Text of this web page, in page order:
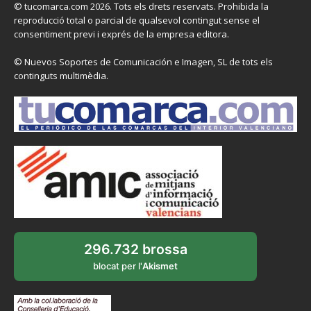
© tucomarca.com 2026. Tots els drets reservats. Prohibida la
reproducció total o parcial de qualsevol contingut sense el
consentiment previ i exprés de la empresa editora.
© Nuevos Soportes de Comunicación e Imagen, SL de tots els
continguts multimèdia.
296.732 brossa
blocat per l'Akismet